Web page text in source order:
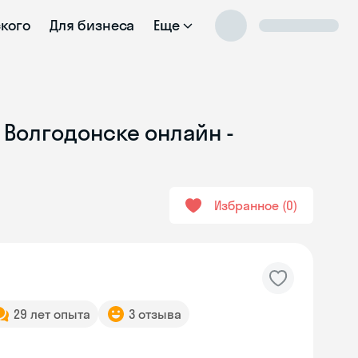
Для бизнеса Еще
онлайн -
Избранное 0
29 лет опыта 3 отзыва